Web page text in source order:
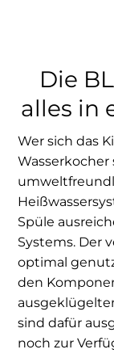
Die
alles in
Wer sich das
Spüle
Systems. Der
optimal
den
sind dafür
noch zur